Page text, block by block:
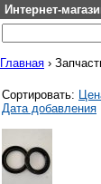
Интернет-
Главная ›
Сортировать:
Дата добавления